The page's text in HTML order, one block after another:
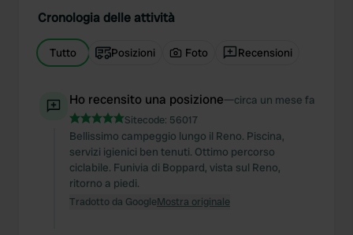
Cronologia delle attività
Tutto Posizioni Foto Recensioni
Ho recensito una posizione—circa un mese fa
Sitecode: 56017
Bellissimo campeggio lungo il Reno. Piscina,
servizi igienici ben tenuti. Ottimo percorso
ciclabile. Funivia di Boppard, vista sul Reno,
ritorno a piedi.
Tradotto da GoogleMostra originale